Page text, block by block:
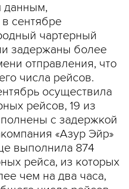
данным,
сентябре
чартерный
задержаны более
отправления, что
числа рейсов.
осуществила
рейсов, 19 из
с задержкой
«Азур Эйр»
выполнила 874
рейса, из которых
чем на два часа,